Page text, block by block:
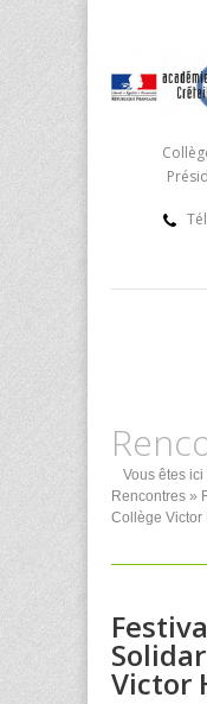
Vous êtes ici
Rencontres »
Collège Victor
Victor